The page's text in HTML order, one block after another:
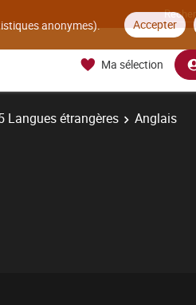
anonymes). Accepter
Ma sélection
Langues étrangères Anglais